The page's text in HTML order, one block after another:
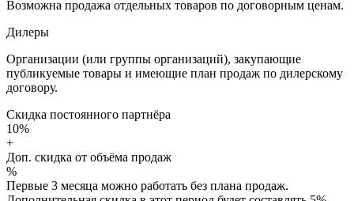
Возможна продажа отдельных товаров по договорным ценам.
Дилеры
Организации (или группы организаций), закупающие
публикуемые товары и имеющие план продаж по дилерскому
договору.
Скидка постоянного партнёра
10%
+
Доп. скидка от объёма продаж
%
Первые 3 месяца можно работать без плана продаж.